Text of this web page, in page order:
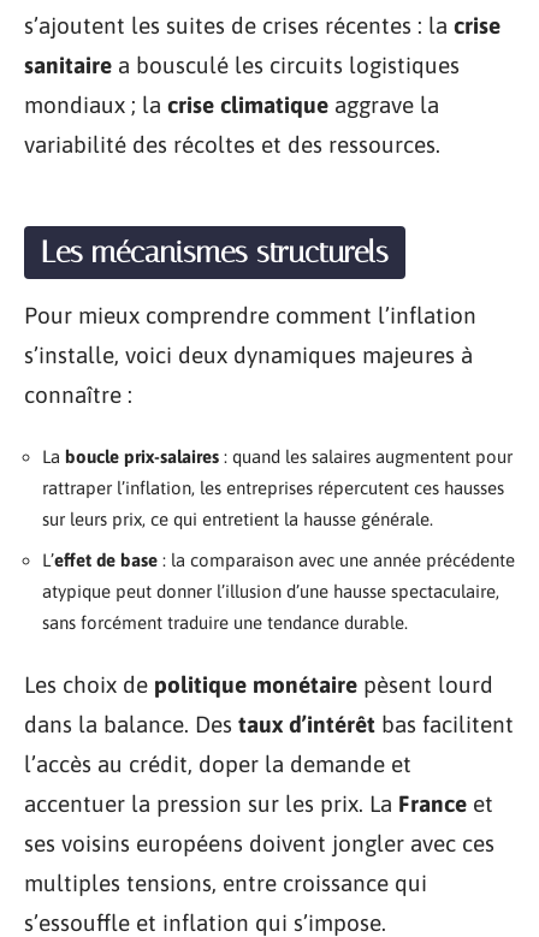
s’ajoutent les suites de crises récentes : la crise
sanitaire a bousculé les circuits logistiques
mondiaux ; la crise climatique aggrave la
variabilité des récoltes et des ressources.
Les mécanismes structurels
Pour mieux comprendre comment l’inflation
s’installe, voici deux dynamiques majeures à
connaître :
La boucle prix-salaires : quand les salaires augmentent pour
rattraper l’inflation, les entreprises répercutent ces hausses
sur leurs prix, ce qui entretient la hausse générale.
L’effet de base : la comparaison avec une année précédente
atypique peut donner l’illusion d’une hausse spectaculaire,
sans forcément traduire une tendance durable.
Les choix de politique monétaire pèsent lourd
dans la balance. Des taux d’intérêt bas facilitent
l’accès au crédit, doper la demande et
accentuer la pression sur les prix. La France et
ses voisins européens doivent jongler avec ces
multiples tensions, entre croissance qui
s’essouffle et inflation qui s’impose.